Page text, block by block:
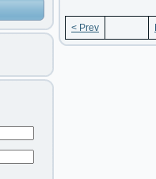
< Prev